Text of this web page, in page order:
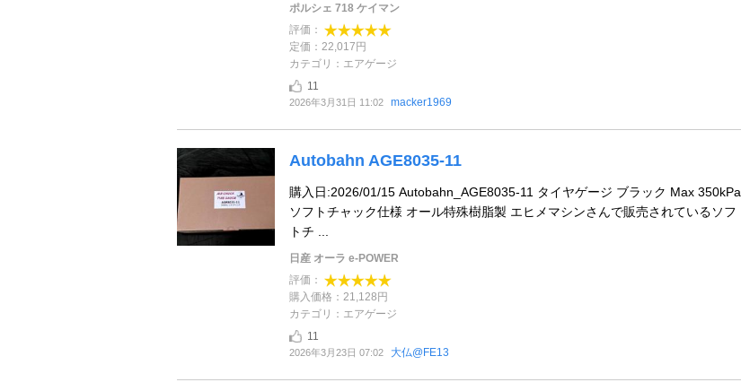
ポルシェ 718 ケイマン
評価：
定価：22,017円
カテゴリ：エアゲージ
11
2026年3月31日 11:02 macker1969
Autobahn AGE8035-11
購入日:2026/01/15 Autobahn_AGE8035-11 タイヤゲージ ブラック Max 350kPa
ソフトチャック仕様 オール特殊樹脂製 エヒメマシンさんで販売されているソフ
トチ ...
日産 オーラ e-POWER
評価：
購入価格：21,128円
カテゴリ：エアゲージ
11
2026年3月23日 07:02 大仏@FE13